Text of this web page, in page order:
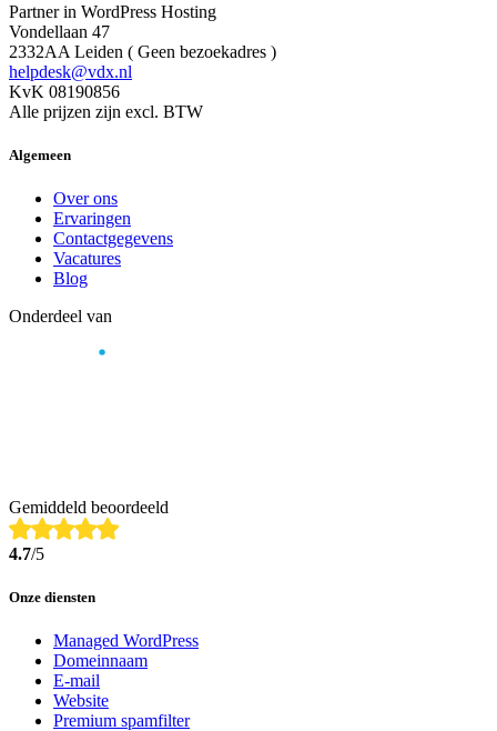
Partner in WordPress Hosting
Vondellaan 47
2332AA Leiden ( Geen bezoekadres )
helpdesk@vdx.nl
KvK 08190856
Alle prijzen zijn excl. BTW
Algemeen
Over ons
Ervaringen
Contactgegevens
Vacatures
Blog
Onderdeel van
Gemiddeld beoordeeld
4.7/5
Onze diensten
Managed WordPress
Domeinnaam
E-mail
Website
Premium spamfilter